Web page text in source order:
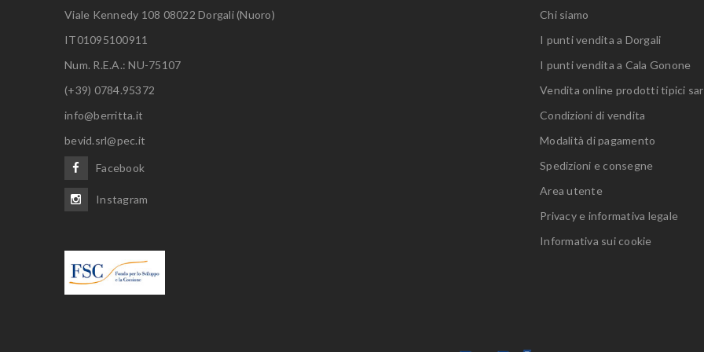
Viale Kennedy 108 08022 Dorgali (Nuoro)
IT01095100911
Num. R.E.A.: NU-75107
(+39) 0784.95372
info@berritta.it
bevid.srl@pec.it
Facebook
Instagram
Chi siamo
I punti vendita a Dorgali
I punti vendita a Cala Gonone
Vendita online prodotti tipici
Condizioni di vendita
Modalità di pagamento
Spedizioni e consegne
Area utente
Privacy e informativa legale
Informativa sui cookie